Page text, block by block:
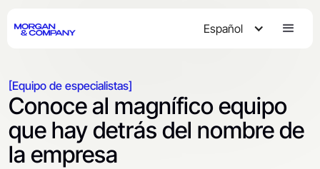
Español
[Equipo de especialistas]
Conoce al magnífico equipo
que hay detrás del nombre de
la empresa